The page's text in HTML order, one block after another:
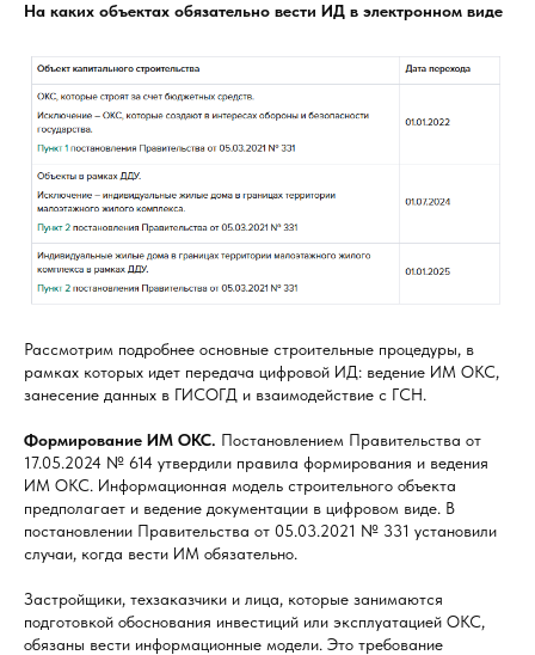
На каких объектах обязательно вести ИД в электронном виде
Рассмотрим подробнее основные строительные процедуры, в
рамках которых идет передача цифровой ИД: ведение ИМ ОКС,
занесение данных в ГИСОГД и взаимодействие с ГСН.
Формирование ИМ ОКС. Постановлением Правительства от
17.05.2024 № 614 утвердили правила формирования и ведения
ИМ ОКС. Информационная модель строительного объекта
предполагает и ведение документации в цифровом виде. В
постановлении Правительства от 05.03.2021 № 331 установили
случаи, когда вести ИМ обязательно.
Застройщики, техзаказчики и лица, которые занимаются
подготовкой обоснования инвестиций или эксплуатацией ОКС,
обязаны вести информационные модели. Это требование